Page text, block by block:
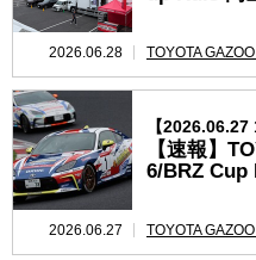
2026.06.28 TOYOTA
【2026.06.27
【速報】
6/BRZ Cup
2026.06.27 TOYOTA